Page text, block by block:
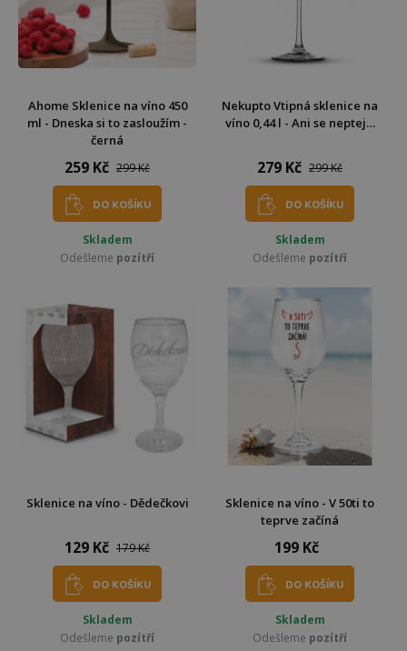
Ahome Sklenice na víno 450
ml - Dneska si to zasloužím -
černá
259 Kč 299 Kč
DO KOŠÍKU
Skladem
Odešleme pozítří
Nekupto Vtipná sklenice na
víno 0,44 l - Ani se neptej…
279 Kč 299 Kč
DO KOŠÍKU
Skladem
Odešleme pozítří
Sklenice na víno - Dědečkovi
129 Kč 179 Kč
DO KOŠÍKU
Skladem
Odešleme pozítří
Sklenice na víno - V 50ti to
teprve začíná
199 Kč
DO KOŠÍKU
Skladem
Odešleme pozítří